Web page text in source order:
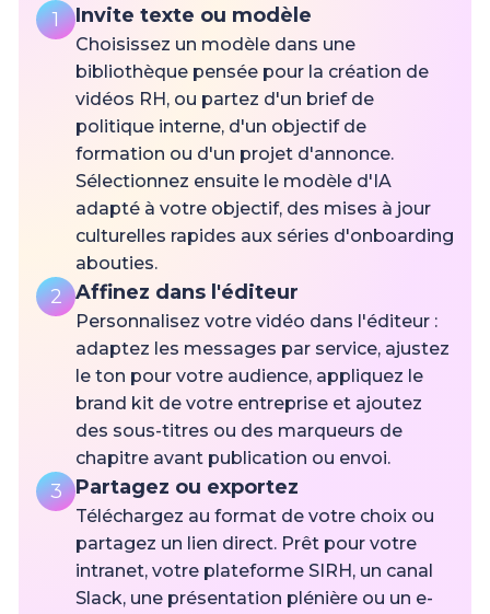
1 Invite texte ou modèle
Choisissez un modèle dans une
bibliothèque pensée pour la création de
vidéos RH, ou partez d'un brief de
politique interne, d'un objectif de
formation ou d'un projet d'annonce.
Sélectionnez ensuite le modèle d'IA
adapté à votre objectif, des mises à jour
culturelles rapides aux séries d'onboarding
abouties.
2 Affinez dans l'éditeur
Personnalisez votre vidéo dans l'éditeur :
adaptez les messages par service, ajustez
le ton pour votre audience, appliquez le
brand kit de votre entreprise et ajoutez
des sous-titres ou des marqueurs de
chapitre avant publication ou envoi.
3 Partagez ou exportez
Téléchargez au format de votre choix ou
partagez un lien direct. Prêt pour votre
intranet, votre plateforme SIRH, un canal
Slack, une présentation plénière ou un e-